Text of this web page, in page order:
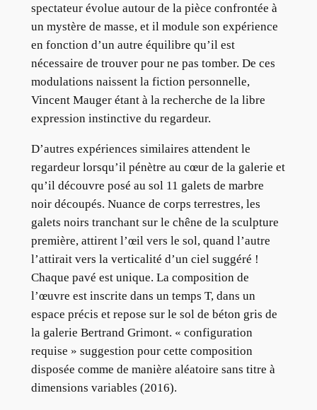
spectateur évolue autour de la pièce confrontée à
un mystère de masse, et il module son expérience
en fonction d’un autre équilibre qu’il est
nécessaire de trouver pour ne pas tomber. De ces
modulations naissent la fiction personnelle,
Vincent Mauger étant à la recherche de la libre
expression instinctive du regardeur.
D’autres expériences similaires attendent le
regardeur lorsqu’il pénètre au cœur de la galerie et
qu’il découvre posé au sol 11 galets de marbre
noir découpés. Nuance de corps terrestres, les
galets noirs tranchant sur le chêne de la sculpture
première, attirent l’œil vers le sol, quand l’autre
l’attirait vers la verticalité d’un ciel suggéré !
Chaque pavé est unique. La composition de
l’œuvre est inscrite dans un temps T, dans un
espace précis et repose sur le sol de béton gris de
la galerie Bertrand Grimont. « configuration
requise » suggestion pour cette composition
disposée comme de manière aléatoire sans titre à
dimensions variables (2016).